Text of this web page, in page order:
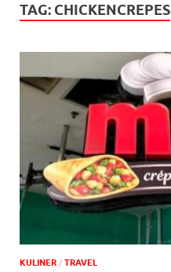
TAG: CHICKENCREPES
KULINER / ‎TRAVEL